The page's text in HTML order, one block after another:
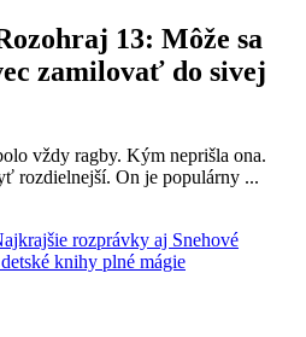
13: Môže sa
zamilovať do sivej
vždy ragby. Kým neprišla ona.
rozdielnejší. On je populárny ...